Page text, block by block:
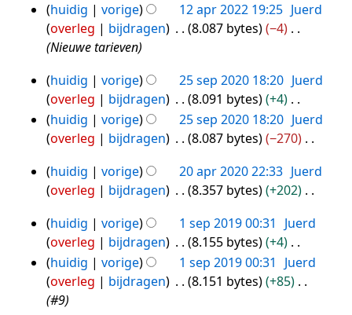
t
i
n
g
e
r
k
i
n
g
s
s
a
m
n
v
a
t
t
e
e
n
e
w
e
r
k
i
n
g
s
s
a
m
12
apr
2022
huidig vorige 12 apr 2022 19:25 Juerd
overleg
bijdragen 8.087 bytes
−4
Nieuwe tarieven
25
sep
2020
huidig vorige 25 sep 2020 18:20 Juerd
overleg
bijdragen 8.091 bytes
+4
G
e
n
b
w
e
r
k
i
huidig vorige 25 sep 2020 18:20 Juerd
overleg
bijdragen 8.087 bytes
−270
e
e
b
e
w
e
r
20
apr
2020
huidig vorige 20 apr 2020 22:33 Juerd
overleg
bijdragen 8.357 bytes
+202
e
e
n
b
e
1
sep
2019
huidig vorige 1 sep 2019 00:31
Juerd
overleg
bijdragen 8.155 bytes
+4
G
e
e
huidig vorige 1 sep 2019 00:31
Juerd
overleg
bijdragen 8.151 bytes
+85
#9